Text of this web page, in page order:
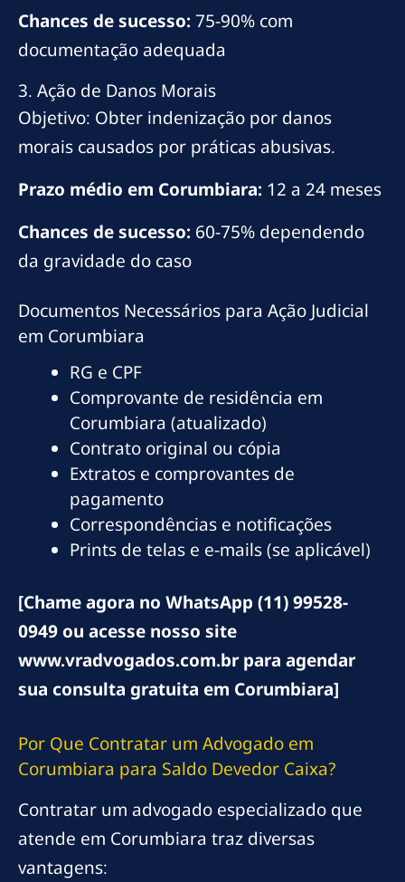
Chances de sucesso: 75-90% com
documentação adequada
3. Ação de Danos Morais
Objetivo: Obter indenização por danos
morais causados por práticas abusivas.
Prazo médio em Corumbiara: 12 a 24 meses
Chances de sucesso: 60-75% dependendo
da gravidade do caso
Documentos Necessários para Ação Judicial
em Corumbiara
RG e CPF
Comprovante de residência em
Corumbiara (atualizado)
Contrato original ou cópia
Extratos e comprovantes de
pagamento
Correspondências e notificações
Prints de telas e e-mails (se aplicável)
[Chame agora no WhatsApp (11) 99528-
0949 ou acesse nosso site
www.vradvogados.com.br para agendar
sua consulta gratuita em Corumbiara]
Por Que Contratar um Advogado em
Corumbiara para Saldo Devedor Caixa?
Contratar um advogado especializado que
atende em Corumbiara traz diversas
vantagens: